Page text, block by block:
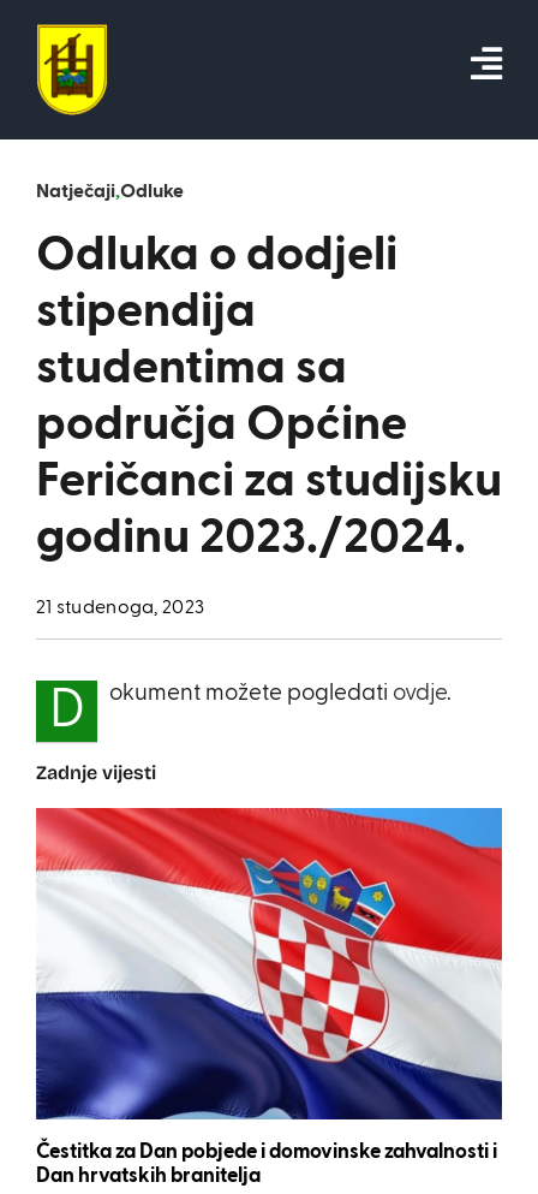
content
Natječaji,Odluke
Odluka o dodjeli
stipendija
studentima sa
područja Općine
Feričanci za studijsku
godinu 2023./2024.
21 studenoga, 2023
D okument možete pogledati ovdje.
Zadnje vijesti
Čestitka za Dan pobjede i domovinske zahvalnosti i
Dan hrvatskih branitelja